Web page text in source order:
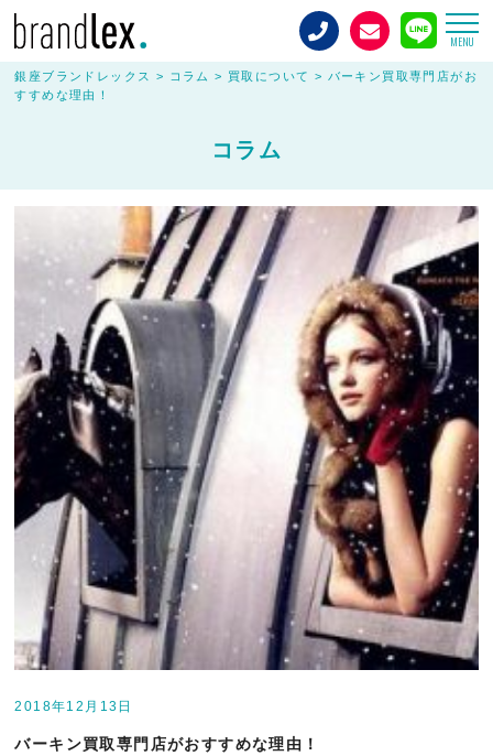
MENU
銀座ブランドレックス > コラム > 買取について > バーキン買取専門店がお
すすめな理由！
コラム
2018年12月13日
バーキン買取専門店がおすすめな理由！